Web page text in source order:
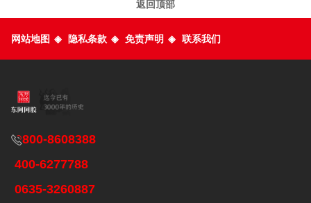
返回顶部
网站地图 ◈ 隐私条款 ◈ 免责声明 ◈ 联系我们
800-8608388
400-6277788
0635-3260887